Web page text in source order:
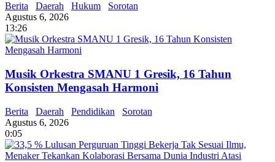
Berita Daerah Hukum
Sorotan
Agustus 6, 2026
13:26
Musik Orkestra SMANU 1 Gresik, 16 Tahun
Konsisten Mengasah Harmoni
Berita Daerah Pendidikan
Sorotan
Agustus 6, 2026
0:05